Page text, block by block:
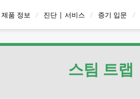
제품 정보
응축수/응축수 회
진단 | 서비스 증기 입문
스팀 트랩